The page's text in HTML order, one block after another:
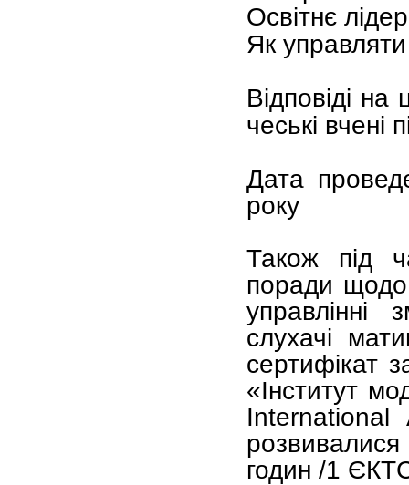
Освітнє
Як
Відповіді на
чеські вчені
Дата
року
‍Також під
поради
слухачі
сертифікат
«Інститут
International
розвивалися
годин /1